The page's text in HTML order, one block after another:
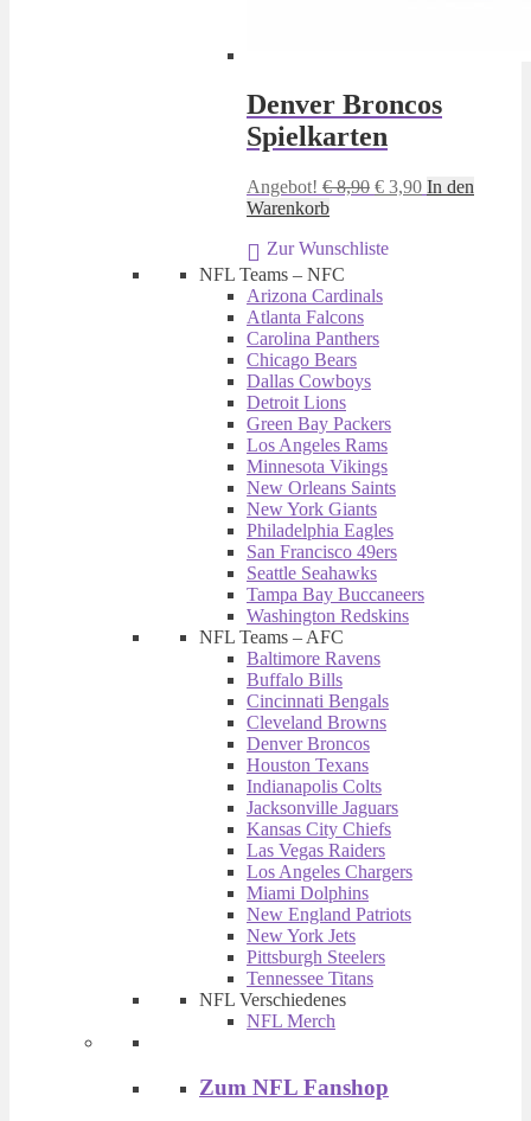
Denver Broncos
Spielkarten
Angebot! €8,90 Ursprünglicher
€ 8,90
€ 3,90Aktueller
In den
Warenkorb
Zur Wunschliste
NFL Teams – NFC
Arizona Cardinals
Atlanta Falcons
Carolina Panthers
Chicago Bears
Dallas Cowboys
Detroit Lions
Green Bay Packers
Los Angeles Rams
Minnesota Vikings
New Orleans Saints
New York Giants
Philadelphia Eagles
San Francisco 49ers
Seattle Seahawks
Tampa Bay Buccaneers
Washington Redskins
NFL Teams – AFC
Baltimore Ravens
Buffalo Bills
Cincinnati Bengals
Cleveland Browns
Denver Broncos
Houston Texans
Indianapolis Colts
Jacksonville Jaguars
Kansas City Chiefs
Las Vegas Raiders
Los Angeles Chargers
Miami Dolphins
New England Patriots
New York Jets
Pittsburgh Steelers
Tennessee Titans
NFL Verschiedenes
NFL Merch
Zum NFL Fanshop